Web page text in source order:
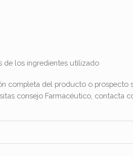
de los ingredientes utilizado
completa del producto o prospecto
consejo Farmacéutico, contacta